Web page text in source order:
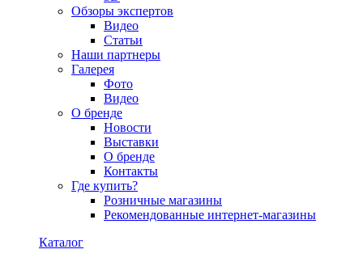
Обзоры экспертов
Видео
Статьи
Наши партнеры
Галерея
Фото
Видео
О бренде
Новости
Выставки
О бренде
Контакты
Где купить?
Розничные магазины
Рекомендованные интернет-магазины
Каталог